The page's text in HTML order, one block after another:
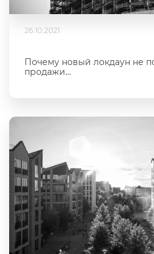
26.10.2021
Почему новый локдаун не
продажи...